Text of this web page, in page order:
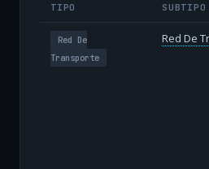
TIPO SUBTIPO
Red De
Transporte
Red De